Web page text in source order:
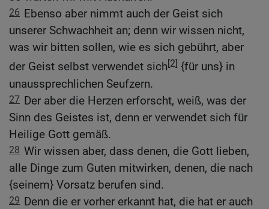
26 Ebenso aber nimmt auch der Geist sich
unserer Schwachheit an; denn wir wissen nicht,
was wir bitten sollen, wie es sich gebührt, aber
der Geist selbst verwendet sich[2] {für uns} in
unaussprechlichen Seufzern.
27 Der aber die Herzen erforscht, weiß, was der
Sinn des Geistes ist, denn er verwendet sich für
Heilige Gott gemäß.
28 Wir wissen aber, dass denen, die Gott lieben,
alle Dinge zum Guten mitwirken, denen, die nach
{seinem} Vorsatz berufen sind.
29 Denn die er vorher erkannt hat, die hat er auch